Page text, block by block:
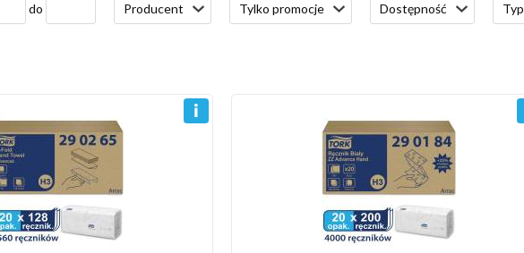
do Producent Tylko promocje Dostępność Typ